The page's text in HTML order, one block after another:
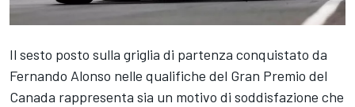
Il sesto posto sulla griglia di partenza conquistato da
Fernando Alonso nelle qualifiche del Gran Premio del
Canada rappresenta sia un motivo di soddisfazione che